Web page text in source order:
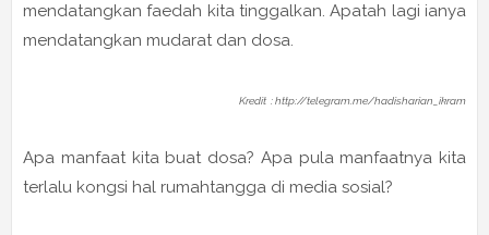
mendatangkan faedah kita tinggalkan. Apatah lagi ianya
mendatangkan mudarat dan dosa.
Kredit : http://telegram.me/hadisharian_ikram
Apa manfaat kita buat dosa? Apa pula manfaatnya kita
terlalu kongsi hal rumahtangga di media sosial?